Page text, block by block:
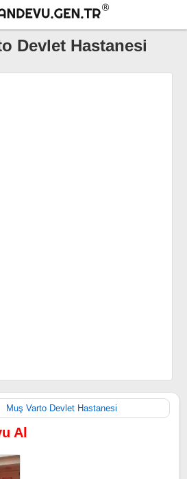
Devlet Hastanesi
Muş Varto Devlet Hastanesi
Al